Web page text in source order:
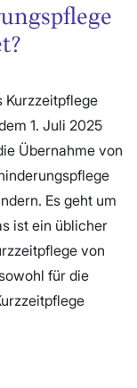
Kurzzeitpflege
1. Juli 2025
Übernahme von
Es geht um
ist ein üblicher
von
für die